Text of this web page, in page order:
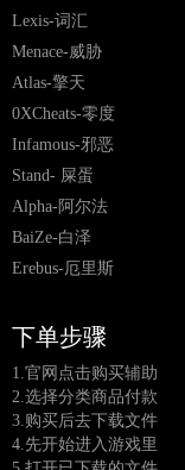
Lexis-词汇
Menace-威胁
Atlas-擎天
0XCheats-零度
Infamous-邪恶
Stand- 屎蛋
Alpha-阿尔法
BaiZe-白泽
Erebus-厄里斯
下单步骤
1.官网点击购买辅助
2.选择分类商品付款
3.购买后去下载文件
4.先开始进入游戏里